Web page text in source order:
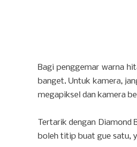
Bagi penggemar warna
banget. Untuk kamera,
megapiksel dan kamera
Tertarik dengan Diamond
boleh titip buat gue satu,